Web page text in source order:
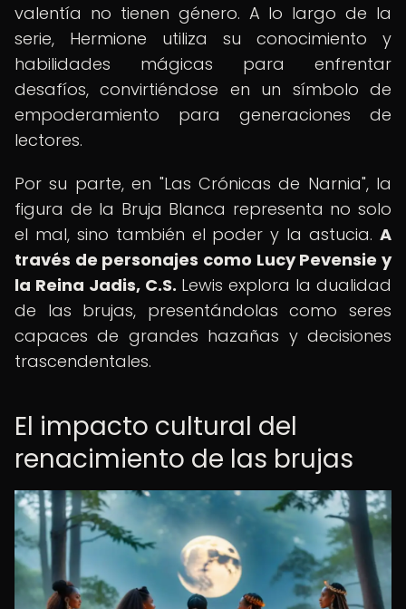
valentía no tienen género. A lo largo de la
serie, Hermione utiliza su conocimiento y
habilidades mágicas para enfrentar
desafíos, convirtiéndose en un símbolo de
empoderamiento para generaciones de
lectores.
Por su parte, en "Las Crónicas de Narnia", la
figura de la Bruja Blanca representa no solo
el mal, sino también el poder y la astucia. A
través de personajes como Lucy Pevensie y
la Reina Jadis, C.S. Lewis explora la dualidad
de las brujas, presentándolas como seres
capaces de grandes hazañas y decisiones
trascendentales.
El impacto cultural del
renacimiento de las brujas